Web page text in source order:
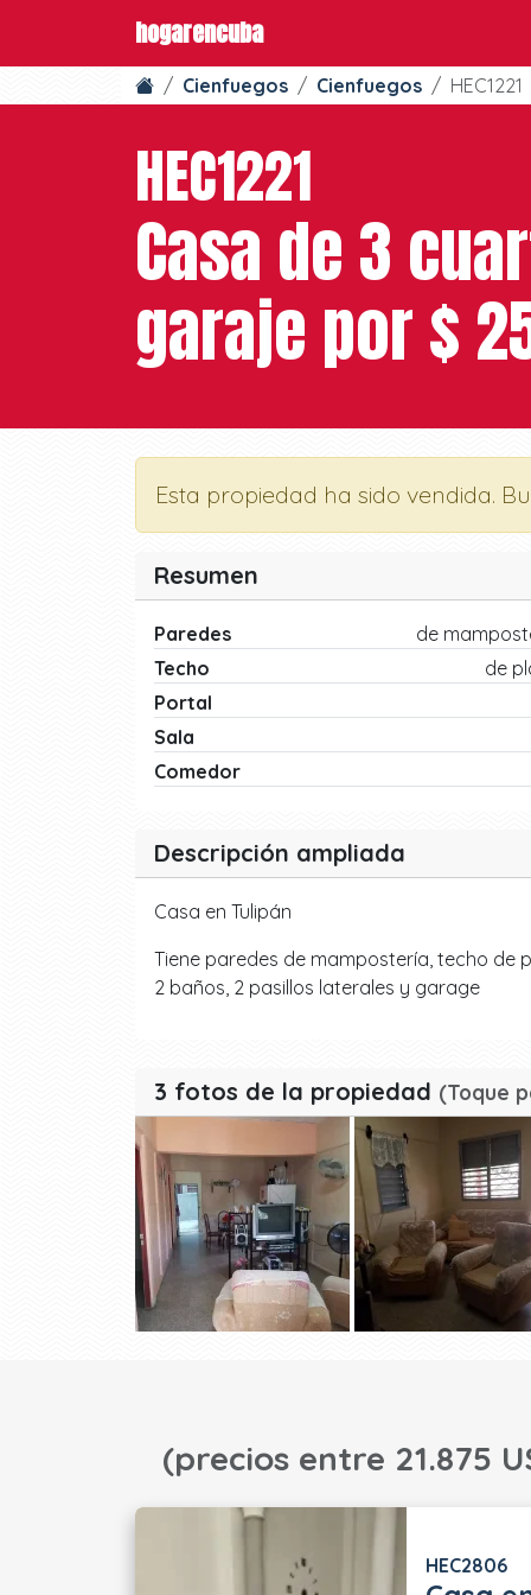
hogarencuba
Cienfuegos Cienfuegos HEC1221
HEC1221
Casa de 3
garaje por $
Esta propiedad ha sido vendida.
Resumen
Paredes
de
Techo
de
Portal
Sala
Comedor
Descripción ampliada
Casa en Tulipán
Tiene paredes de mampostería, techo de
2 baños, 2 pasillos laterales y garage
3 fotos de la propiedad (Toque
(precios entre 21.875
HEC2806